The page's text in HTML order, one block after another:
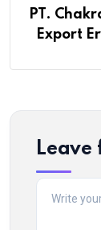
PT.
Export